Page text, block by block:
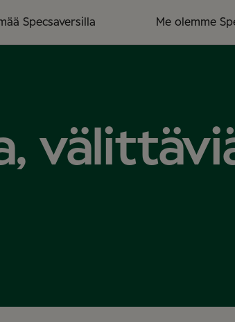
Specsaversilla Me olemme